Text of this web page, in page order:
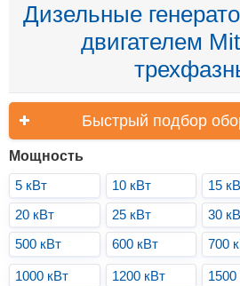
Дизельные
двигателем
Быстрый подбор
Мощность
5 кВт
10 кВт 15
20 кВт
25 кВт 30
500 кВт
600 кВт 700
1000 кВт 1200 кВт 1500